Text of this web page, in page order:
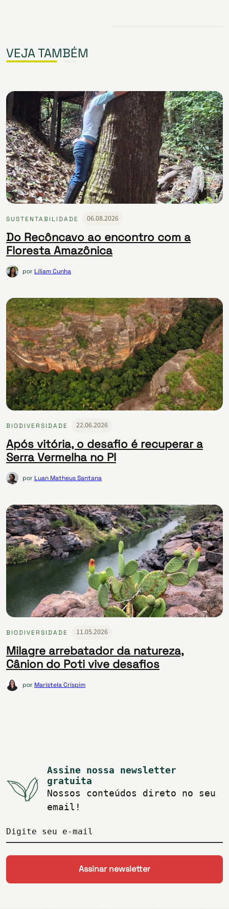
VEJA TAMBÉM
SUSTENTABILIDADE 06.08.2026
Do Recôncavo ao encontro com a
Floresta Amazônica
por Líliam Cunha
BIODIVERSIDADE 22.06.2026
Após vitória, o desafio é recuperar a
Serra Vermelha no PI
por Luan Matheus Santana
BIODIVERSIDADE 11.05.2026
Milagre arrebatador da natureza,
Cânion do Poti vive desafios
por Maristela Crispim
Assine nossa newsletter
gratuita
Nossos conteúdos direto no seu
email!
Digite seu e-mail